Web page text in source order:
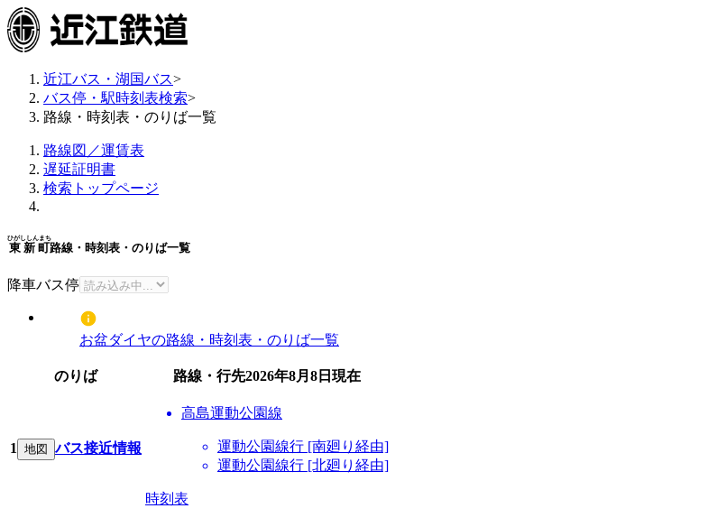
近江バス・湖国バス>
バス停・駅時刻表検索>
路線・時刻表・のりば一覧
路線図／運賃表
遅延証明書
検索トップページ
東新町
ひがししんまち
路線・時刻表・のりば一覧
降車バス停
お盆ダイヤの路線・時刻表・のりば一覧
のりば 路線・行先2026年8月8日 現在
1 地図 バス接近情報
高島運動公園線
運動公園線行 [南廻り経由]
運動公園線行 [北廻り経由]
時刻表